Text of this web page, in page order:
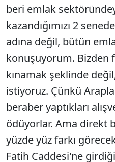
beri emlak
kazandığımızı 2
adına değil, bütün
konuşuyorum. Bizden
kınamak şeklinde
istiyoruz. Çünkü
beraber yaptıkları
ödüyorlar. Ama direkt
yüzde yüz farkı
Fatih Caddesi'ne